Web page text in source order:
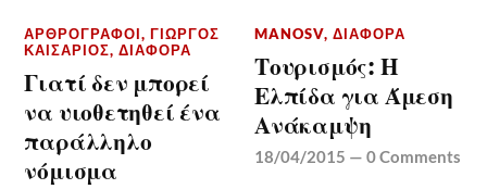
ΑΡΘΡΟΓΡΆΦΟΙ,ΓΙΏΡΓΟΣ
ΚΑΙΣΆΡΙΟΣ,ΔΙΆΦΟΡΑ
Γιατί δεν μπορεί
να υιοθετηθεί ένα
παράλληλο
νόμισμα
MANOSV,ΔΙΆΦΟΡΑ
Τουρισμός: Η
Ελπίδα για Άμεση
Ανάκαμψη
18/04/2015 —0 Comments